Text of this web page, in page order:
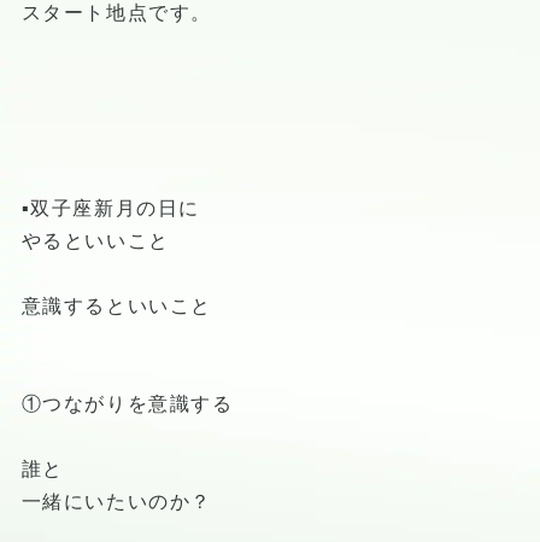
スタート地点です。
▪️双子座新月の日に
やるといいこと
意識するといいこと
①つながりを意識する
誰と
一緒にいたいのか？